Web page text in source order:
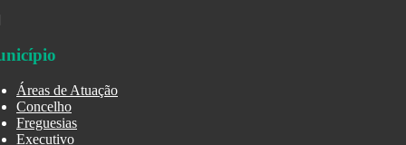
Áreas de Atuação
Concelho
Freguesias
Executivo